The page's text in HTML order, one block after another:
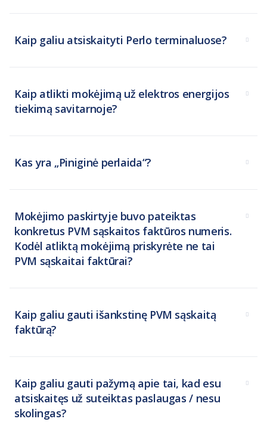
Kaip galiu atsiskaityti Perlo terminaluose?
Kaip atlikti mokėjimą už elektros energijos
tiekimą savitarnoje?
Kas yra „Piniginė perlaida“?
Mokėjimo paskirtyje buvo pateiktas
konkretus PVM sąskaitos faktūros numeris.
Kodėl atliktą mokėjimą priskyrėte ne tai
PVM sąskaitai faktūrai?
Kaip galiu gauti išankstinę PVM sąskaitą
faktūrą?
Kaip galiu gauti pažymą apie tai, kad esu
atsiskaitęs už suteiktas paslaugas / nesu
skolingas?